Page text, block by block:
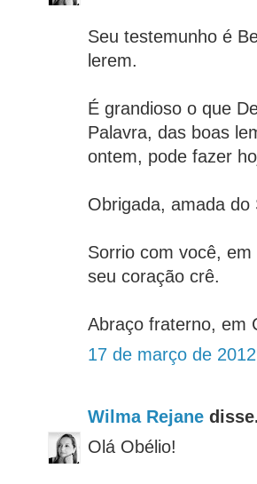
Seu testemunho é
lerem.
É grandioso o que
Palavra, das boas
ontem, pode fazer
Obrigada, amada do
Sorrio com você,
seu coração crê.
Abraço fraterno, em
17 de março de
Wilma Rejane
Olá Obélio!